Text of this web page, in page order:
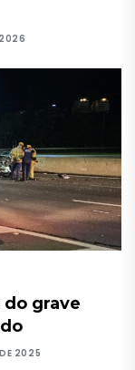
2026
grave
2025